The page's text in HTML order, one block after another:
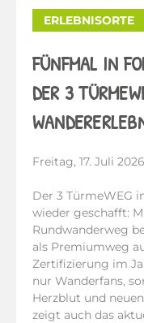
ERLEBNISORTE
FÜNFMAL IN
DER 3
Freitag, 17. Juli 2026
Der 3 TürmeWEG
wieder geschafft:
Rundwanderweg
als Premiumweg
Zertifizierung im
nur Wanderfans,
Herzblut und
zeigt auch das